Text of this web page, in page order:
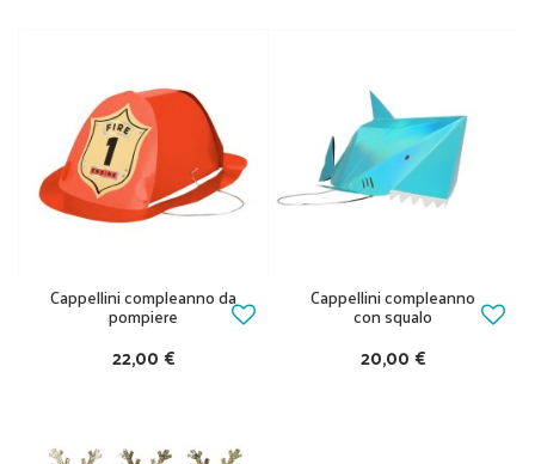
Cappellini compleanno da
pompiere
22,00 €
Cappellini compleanno
con squalo
20,00 €